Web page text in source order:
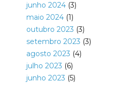
junho 2024(3)
maio 2024(1)
outubro 2023 (3)
setembro 2023 (3)
agosto 2023 (4)
julho 2023 (6)
junho 2023 (5)